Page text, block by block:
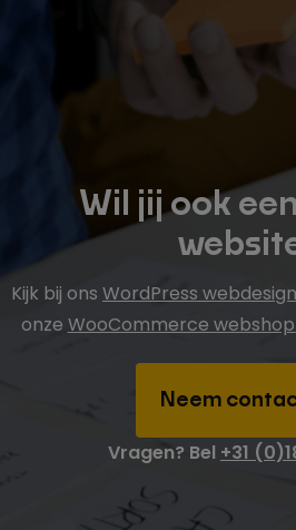
Wil jij ook
Kijk bij ons WordPress webdesign
onze WooCommerce
Neem
Vragen? Bel +31